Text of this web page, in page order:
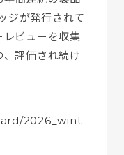
ジが発行されて
レビューを収集
、評価され続け
2026_wint